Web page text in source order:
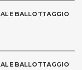
BALLOTTAGGIO
BALLOTTAGGIO